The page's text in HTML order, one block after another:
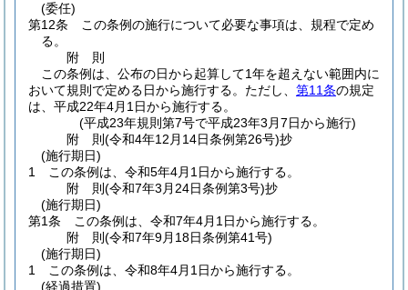
(委任)
第12条
この条例の施行について必要な事項は、規程で定め
る。
附 則
この条例は、公布の日から起算して1年を超えない範囲内に
おいて規則で定める日から施行する。 ただし、 第11条の規定
は、平成22年4月1日から施行する。
(平成23年規則第7号で平成23年3月7日から施行)
附 則(令和4年12月14日条例第26号)抄
(施行期日)
1
この条例は、令和5年4月1日から施行する。
附 則(令和7年3月24日条例第3号)抄
(施行期日)
第1条
この条例は、令和7年4月1日から施行する。
附 則(令和7年9月18日条例第41号)
(施行期日)
1
この条例は、令和8年4月1日から施行する。
(経過措置)